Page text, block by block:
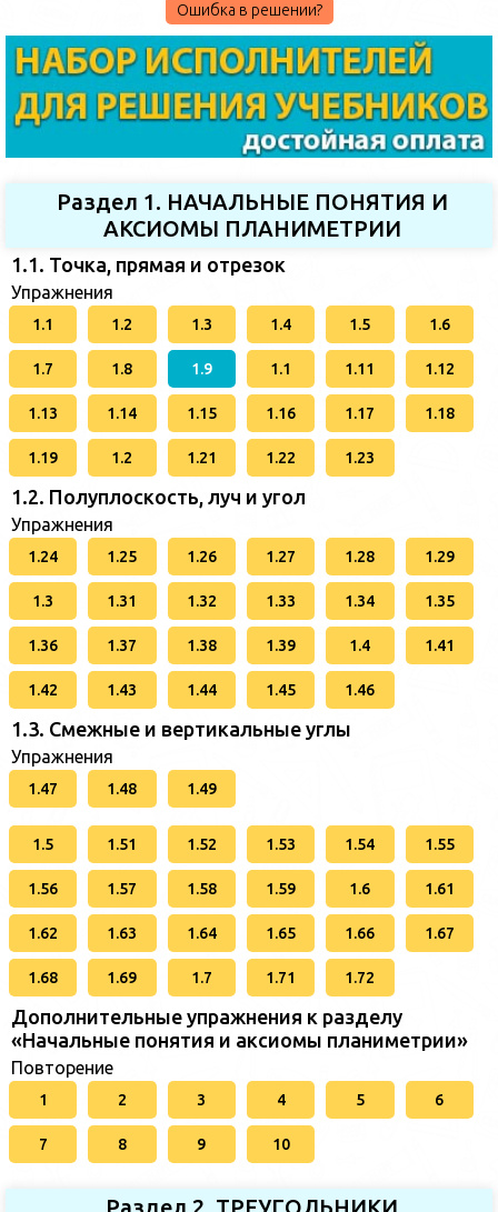
Ошибка в решении?
Раздел 1. НАЧАЛЬНЫЕ ПОНЯТИЯ И
АКСИОМЫ ПЛАНИМЕТРИИ
1.1. Точка, прямая и отрезок
Упражнения
1.1 1.2 1.3 1.4 1.5 1.6
1.7 1.8 1.9 1.1 1.11 1.12
1.13 1.14 1.15 1.16 1.17 1.18
1.19 1.2 1.21 1.22 1.23
1.2. Полуплоскость, луч и угол
Упражнения
1.24 1.25 1.26 1.27 1.28 1.29
1.3 1.31 1.32 1.33 1.34 1.35
1.36 1.37 1.38 1.39 1.4 1.41
1.42 1.43 1.44 1.45 1.46
1.3. Смежные и вертикальные углы
Упражнения
1.47 1.48 1.49
1.5 1.51 1.52 1.53 1.54 1.55
1.56 1.57 1.58 1.59 1.6 1.61
1.62 1.63 1.64 1.65 1.66 1.67
1.68 1.69 1.7 1.71 1.72
Дополнительные упражнения к разделу
«Начальные понятия и аксиомы планиметрии»
Повторение
1 2 3 4 5 6
7 8 9 10
Раздел 2. ТРЕУГОЛЬНИКИ